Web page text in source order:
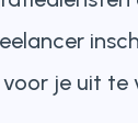
je uit te